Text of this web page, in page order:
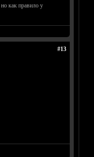
как правило у
#13